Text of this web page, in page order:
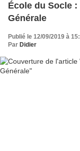
École du Socle
Générale
Publié le 12/09/2019 à
Par Didier